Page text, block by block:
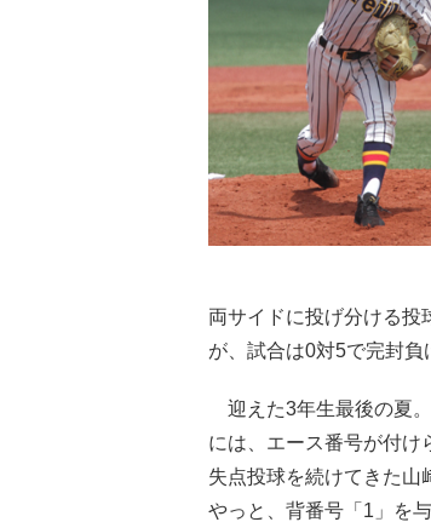
両サイドに投げ分ける投
が、試合は0対5で完封負
迎えた3年生最後の夏
には、エース番号が付け
失点投球を続けてきた山
やっと、背番号「1」を